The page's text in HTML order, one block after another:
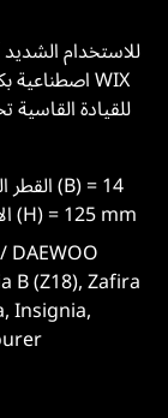
mm; القطر الداخلي 2 (C) = 23 mm; الارتفاع (H) = 125 mm
B (Z18), Zafira
Insignia,